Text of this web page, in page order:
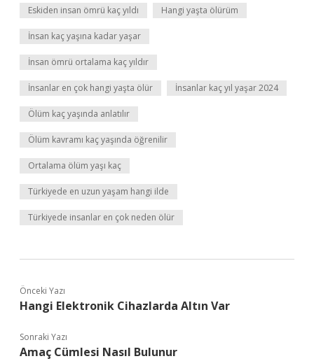
Eskiden insan ömrü kaç yıldı Hangi yaşta ölürüm
İnsan kaç yaşına kadar yaşar
İnsan ömrü ortalama kaç yıldır
İnsanlar en çok hangi yaşta ölür İnsanlar kaç yıl yaşar 2024
Ölüm kaç yaşında anlatılır
Ölüm kavramı kaç yaşında öğrenilir
Ortalama ölüm yaşı kaç
Türkiyede en uzun yaşam hangi ilde
Türkiyede insanlar en çok neden ölür
Önceki Yazı
Hangi Elektronik Cihazlarda Altın Var
Sonraki Yazı
Amaç Cümlesi Nasıl Bulunur